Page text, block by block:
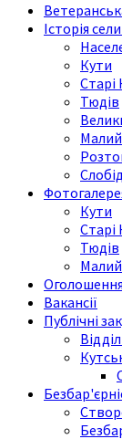
Історія
Кути
Старі
Тюдів
Кути
Старі
Тюдів
Оголошення
Вакансії
Публічні